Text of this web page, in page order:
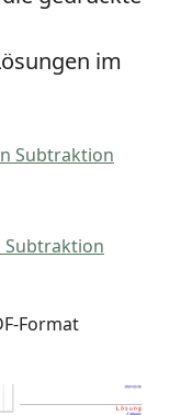
im
Subtraktion
Subtraktion
Format